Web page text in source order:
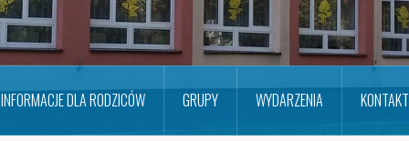
INFORMACJE DLA RODZICÓW GRUPY WYDARZENIA KONTAKT